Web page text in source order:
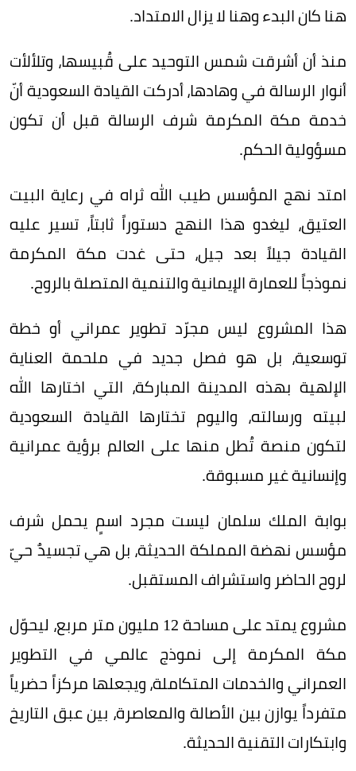
هنا كان البدء وهنا لا يزال الامتداد.
منذ أن أشرقت شمس التوحيد على قُبيسها، وتلألأت
أنوار الرسالة في وهادها، أدركت القيادة السعودية أنّ
خدمة مكة المكرمة شرف الرسالة قبل أن تكون
مسؤولية الحكم.
امتد نهج المؤسس طيب الله ثراه في رعاية البيت
العتيق، ليغدو هذا النهج دستوراً ثابتاً، تسير عليه
القيادة جيلاً بعد جيل، حتى غدت مكة المكرمة
نموذجاً للعمارة الإيمانية والتنمية المتصلة بالروح.
هذا المشروع ليس مجرّد تطوير عمراني أو خطة
توسعية، بل هو فصل جديد في ملحمة العناية
الإلهية بهذه المدينة المباركة، التي اختارها الله
لبيته ورسالته، واليوم تختارها القيادة السعودية
لتكون منصة تُطل منها على العالم برؤية عمرانية
وإنسانية غير مسبوقة.
بوابة الملك سلمان ليست مجرد اسمٍ يحمل شرف
مؤسس نهضة المملكة الحديثة، بل هي تجسيدٌ حيّ
لروح الحاضر واستشراف المستقبل.
مشروع يمتد على مساحة 12 مليون متر مربع، ليحوّل
مكة المكرمة إلى نموذج عالمي في التطوير
العمراني والخدمات المتكاملة، ويجعلها مركزاً حضرياً
متفرداً يوازن بين الأصالة والمعاصرة، بين عبق التاريخ
وابتكارات التقنية الحديثة.